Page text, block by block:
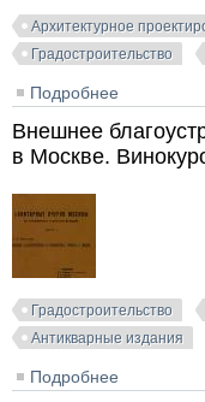
Архитектурное
Градостроительство
Подробнее
городов.
Внешнее
в Москве.
Градостроительство
Антикварные издания
Подробнее